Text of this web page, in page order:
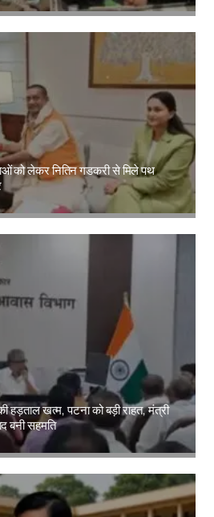
को लेकर नितिन गडकरी से मिले पथ
हड़ताल खत्म, पटना को बड़ी राहत, मंत्री
बनी सहमति